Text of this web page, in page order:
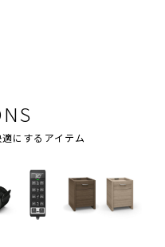
にするアイテム